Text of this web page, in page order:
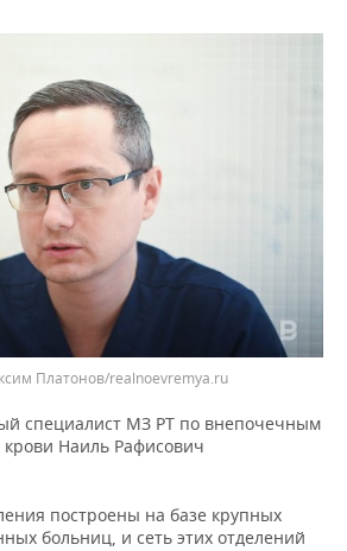
Платонов/realnoevremya.ru
специалист МЗ РТ по внепочечным
Наиль Рафисович
построены на базе крупных
больниц, и сеть этих отделений